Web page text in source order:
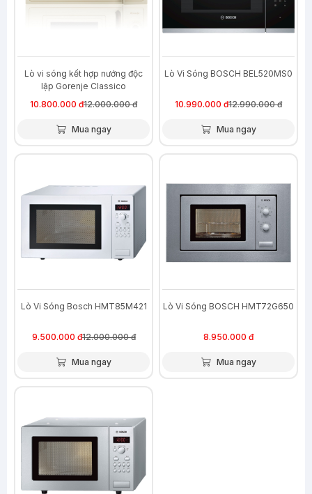
Lò vi sóng kết hợp nướng độc
lập Gorenje Classico
10.800.000 đ12.000.000 đ
Mua ngay
Lò Vi Sóng BOSCH BEL520MS0
10.990.000 đ12.990.000 đ
Mua ngay
Lò Vi Sóng Bosch HMT85M421
9.500.000 đ12.000.000 đ
Mua ngay
Lò Vi Sóng BOSCH HMT72G650
8.950.000 đ
Mua ngay